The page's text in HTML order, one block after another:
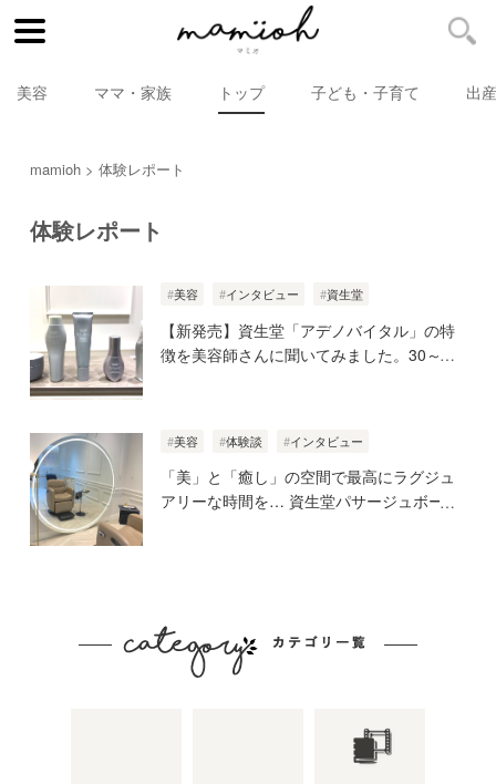
美容 ママ・家族 トップ 子ども・子育て 出
mamioh 体験レポート
体験レポート
美容 インタビュー 資生堂
【新発売】資生堂「アデノバイタル」の特
徴を美容師さんに聞いてみました。30～
美容 体験談 インタビュー
「美」と「癒し」の空間で最高にラグジュ
アリーな時間を… 資生堂パサージュボー